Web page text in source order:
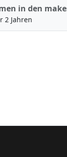
in den
2 Jahren